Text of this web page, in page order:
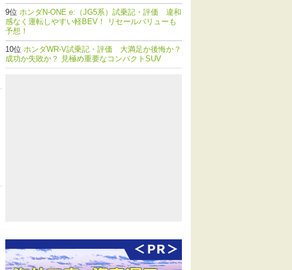
ホンダN-ONE e:（JG5系）試乗記・評価 違和
感なく運転しやすい軽BEV！ リセールバリューも
予想！
ホンダWR-V試乗記・評価 大満足か後悔か？
成功か失敗か？ 見極め重要なコンパクトSUV